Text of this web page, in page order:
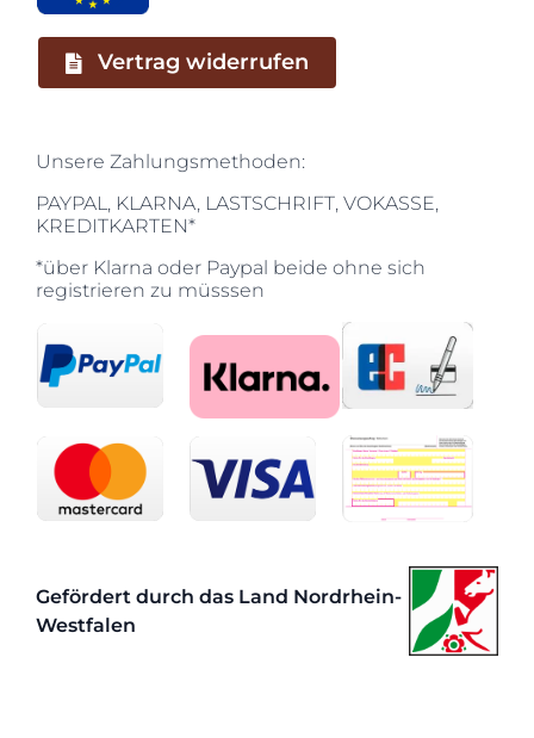
Vertrag widerrufen
Unsere Zahlungsmethoden:
PAYPAL, KLARNA, LASTSCHRIFT, VOKASSE,
KREDITKARTEN*
*über Klarna oder Paypal beide ohne sich
registrieren zu müsssen
Gefördert durch das Land Nordrhein-
Westfalen